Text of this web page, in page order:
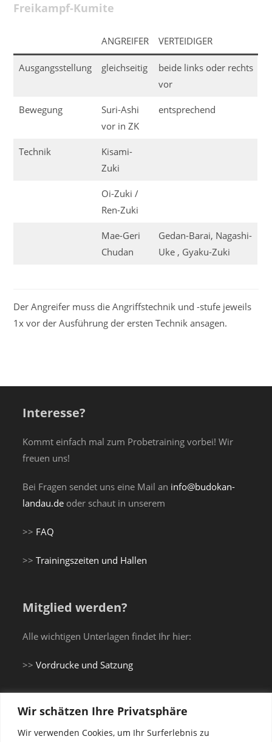
Wir schätzen Ihre Privatsphäre
Wir verwenden Cookies, um Ihr Surferlebnis zu
Freikampf-Kumite
ANGREIFER VERTEIDIGER
Ausgangsstellung gleichseitig
beide links oder rechts
vor
Bewegung
Suri-Ashi
vor in ZK
entsprechend
Technik
Kisami-
Zuki
Oi-Zuki /
Ren-Zuki
Mae-Geri
Chudan
Gedan-Barai, Nagashi-
Uke , Gyaku-Zuki
Der Angreifer muss die Angriffstechnik und -stufe jeweils
1x vor der Ausführung der ersten Technik ansagen.
Interesse?
Kommt einfach mal zum Probetraining vorbei! Wir
freuen uns!
Bei Fragen sendet uns eine Mail an info@budokan-
landau.de oder schaut in unserem
>> FAQ
>>Trainingszeiten und Hallen
Mitglied werden?
Alle wichtigen Unterlagen findet Ihr hier:
>>Vordrucke und Satzung
Du brauchst einen Gi...